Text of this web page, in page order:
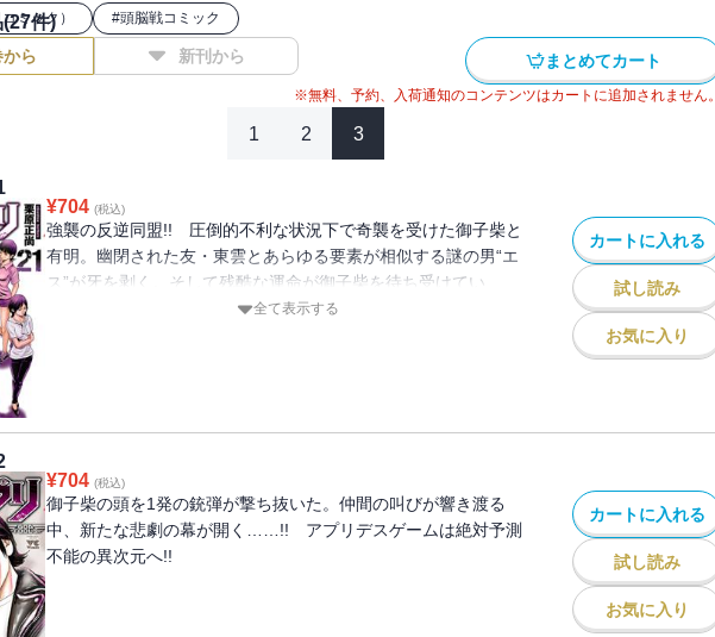
ミック） #頭脳戦コミック
(27件)
から 新刊から まとめてカート
※無料、予約、入荷通知のコンテンツはカートに追加されません。
1 2 3
¥704 (税込)
強襲の反逆同盟!! 圧倒的不利な状況下で奇襲を受けた御子柴と
有明。幽閉された友・東雲とあらゆる要素が相似する謎の男“エ
ス”が牙を剥く。そして残酷な運命が御子柴を待ち受けてい
全て表示する
カートに入れる
試し読み
お気に入り
¥704 (税込)
御子柴の頭を1発の銃弾が撃ち抜いた。仲間の叫びが響き渡る
中、新たな悲劇の幕が開く……!! アプリデスゲームは絶対予測
不能の異次元へ!!
カートに入れる
試し読み
お気に入り